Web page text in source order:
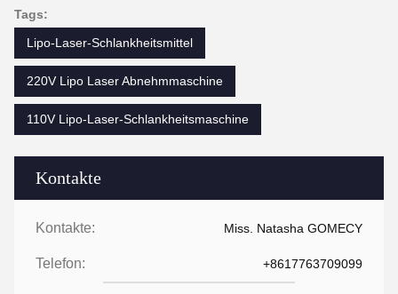
Kontakte
Kontakte: Miss. Natasha GOMECY
Telefon: +8617763709099
Tags:
Lipo-Laser-Schlankheitsmittel
220V Lipo Laser Abnehmmaschine
110V Lipo-Laser-Schlankheitsmaschine